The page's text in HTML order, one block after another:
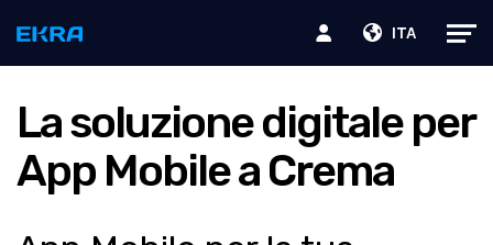
ITA
La soluzione digitale per
App Mobile a Crema